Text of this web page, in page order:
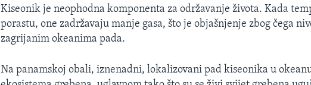
Kiseonik je neophodna komponenta za održavanje života. Kada
porastu, one zadržavaju manje gasa, što je objašnjenje zbog čega
zagrijanim okeanima pada.
Na panamskoj obali, iznenadni, lokalizovani pad kiseonika u